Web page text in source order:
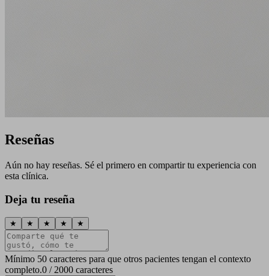
Reseñas
Aún no hay reseñas. Sé el primero en compartir tu experiencia con
esta clínica.
Deja tu reseña
★ ★ ★ ★ ★
Mínimo 50 caracteres para que otros pacientes tengan el contexto
completo.0 / 2000 caracteres